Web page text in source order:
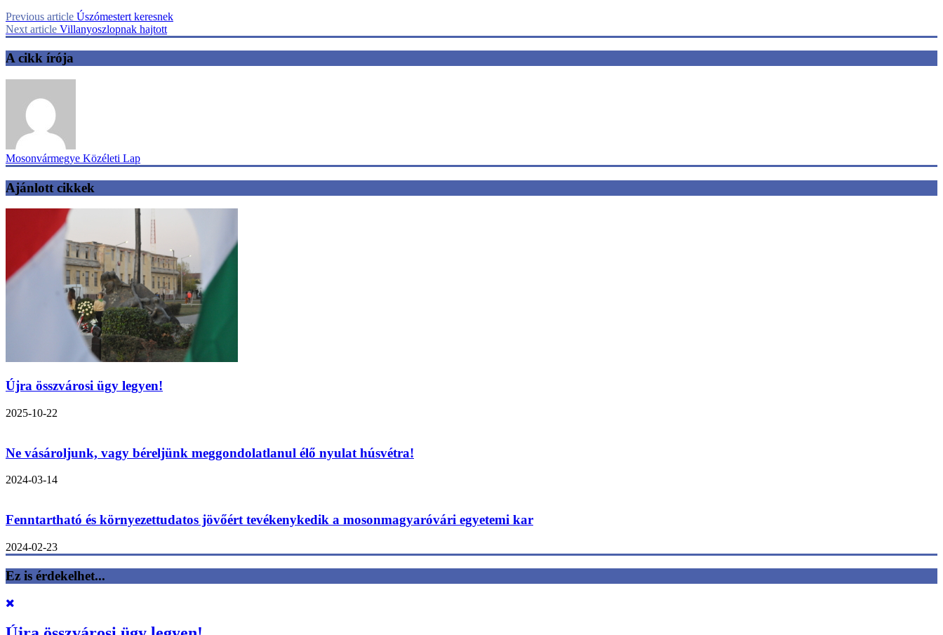
Previous article Úszómestert keresnek
Next article Villanyoszlopnak hajtott
A cikk írója
Mosonvármegye Közéleti Lap
Ajánlott cikkek
Újra összvárosi ügy legyen!
2025-10-22
Ne vásároljunk, vagy béreljünk meggondolatlanul élő nyulat húsvétra!
2024-03-14
Fenntartható és környezettudatos jövőért tevékenykedik a mosonmagyaróvári egyetemi kar
2024-02-23
Ez is érdekelhet...